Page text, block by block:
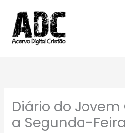
para
conteúdo
Diário do
a Segunda-Feira